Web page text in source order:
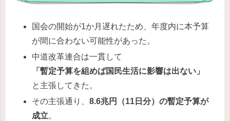
国会の開始が1か月遅れたため、年度内に本予算
が間に合わない可能性があった。
中道改革連合は一貫して
「暫定予算を組めば国民生活に影響は出ない」
と主張してきた。
その主張通り、8.6兆円（11日分）の暫定予算が
成立。